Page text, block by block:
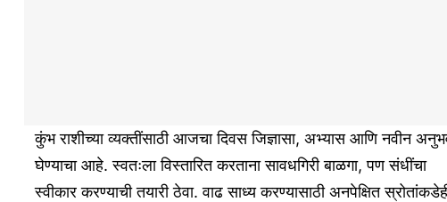
कुंभ राशीच्या व्यक्तींसाठी आजचा दिवस जिज्ञासा, अभ्यास आणि नवीन
घेण्याचा आहे. स्वतःला विस्तारित करताना सावधगिरी बाळगा, पण संधींचा
स्वीकार करण्याची तयारी ठेवा. वाढ साध्य करण्यासाठी अनपेक्षित